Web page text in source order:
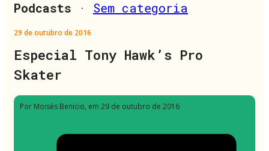
Podcasts · Sem categoria
29 de outubro de 2016
Especial Tony Hawk’s Pro
Skater
Por Moisés Benicio, em 29 de outubro de 2016